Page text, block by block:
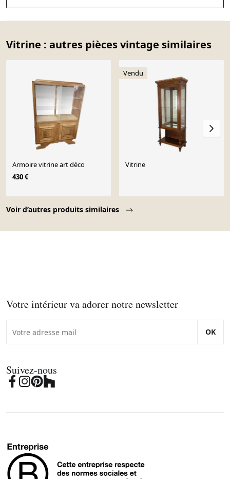
Vitrine : autres pièces vintage similaires
Voir d’autres produits similaires
Armoire vitrine art déco
430 €
Vendu
Vitrine
Votre intérieur va adorer notre newsletter
OK
Suivez-nous